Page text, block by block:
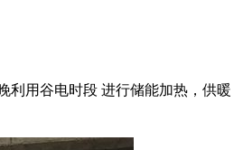
利用谷电时段 进行储能加热，供暖